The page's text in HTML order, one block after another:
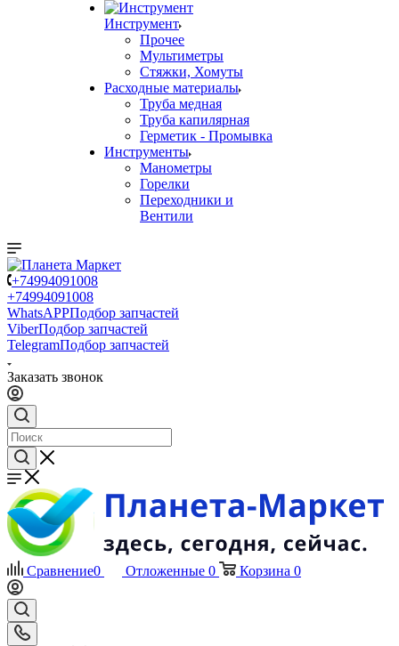
Инструмент
Прочее
Мультиметры
Стяжки, Хомуты
Расходные материалы
Труба медная
Труба капилярная
Герметик - Промывка
Инструменты
Манометры
Горелки
Переходники и
Вентили
+74994091008
+74994091008
WhatsAPPПодбор запчастей
ViberПодбор запчастей
TelegramПодбор запчастей
Заказать звонок
Сравнение0 Отложенные 0 Корзина 0